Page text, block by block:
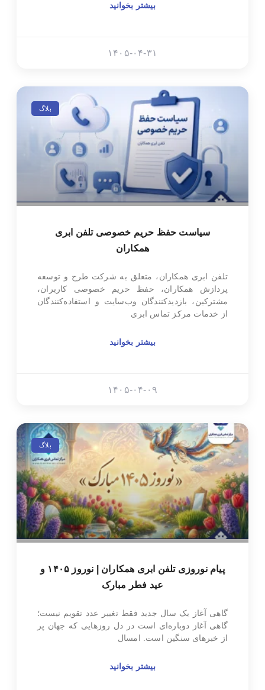
بیشتر بخوانید
۱۴۰۵-۰۴-۳۱
بلاگ
سیاست حفظ حریم خصوصی تلفن ابری
همکاران
تلفن ابری همکاران، متعلق به شرکت طرح و توسعه
پردازش همکاران، حفظ حریم خصوصی کاربران،
مشترکین، بازدیدکنندگان وب‌سایت و استفاده‌کنندگان
از خدمات مرکز تماس ابری
بیشتر بخوانید
۱۴۰۵-۰۴-۰۹
بلاگ
پیام نوروزی تلفن ابری همکاران | نوروز ۱۴۰۵ و
عید فطر مبارک
گاهی آغاز یک سال جدید فقط تغییر عدد تقویم نیست؛
گاهی آغاز دوباره‌ای است در دل روزهایی که جهان پر
از خبرهای سنگین است. امسال
بیشتر بخوانید